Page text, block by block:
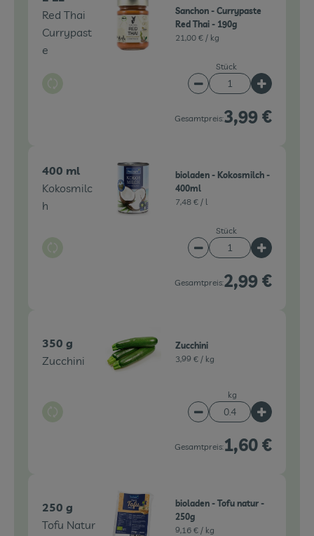
Red Thai
Currypast
e
Auswahl ändern
Sanchon - Currypaste
Red Thai - 190g
21,00 € / kg
Stück
Artikelanzahl
Gesamtpreis:3,99 €
400 ml
Kokosmilc
h
Auswahl ändern
bioladen - Kokosmilch -
400ml
7,48 € / l
Stück
Artikelanzahl
Gesamtpreis:2,99 €
350 g
Zucchini
Auswahl ändern
Zucchini
3,99 € / kg
kg
Artikelanzahl
Gesamtpreis:1,60 €
250 g
Tofu Natur
bioladen - Tofu natur -
250g
9,16 € / kg